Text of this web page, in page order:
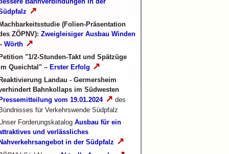
↗
(Folien-Präsentation
ZÖPNV): Zweigleisiger Ausbau Winden
Wörth ↗
"1/2-Stunden-Takt und Spätzüge
Queichtal" – Erster Erfolg ↗
Landau - Germersheim
Bahnkollaps im Südwesten
vom 19.01.2024↗ des
für Verkehrswende Südpfalz
Forderungskatalog Ausbau für ein
und verlässliches
in der Südpfalz ↗